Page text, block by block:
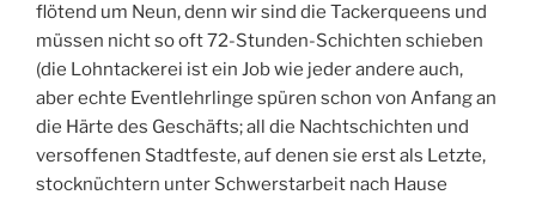
flötend um Neun, denn wir sind die Tackerqueens und
müssen nicht so oft 72-Stunden-Schichten schieben
(die Lohntackerei ist ein Job wie jeder andere auch,
aber echte Eventlehrlinge spüren schon von Anfang an
die Härte des Geschäfts; all die Nachtschichten und
versoffenen Stadtfeste, auf denen sie erst als Letzte,
stocknüchtern unter Schwerstarbeit nach Hause